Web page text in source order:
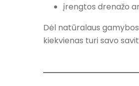
įrengtos drenažo
Dėl natūralaus
kiekvienas turi savo